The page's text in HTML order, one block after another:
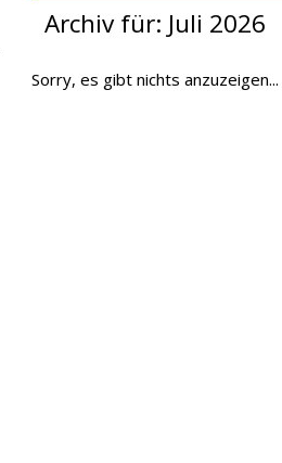
Archiv für: Juli 2026
Sorry, es gibt nichts anzuzeigen...